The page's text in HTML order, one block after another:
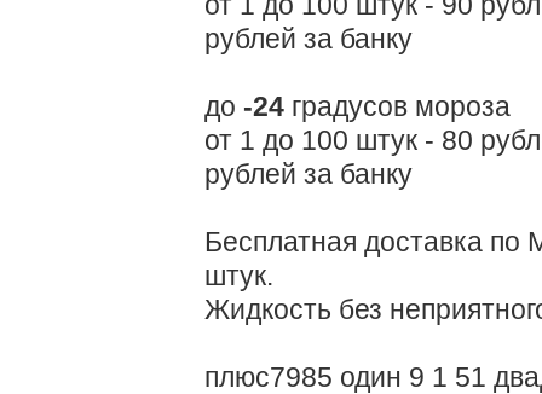
рублей за банку
до -24 градусов мороза
от 1 до 100 штук - 80
рублей за банку
Бесплатная доставка
штук.
Жидкость без
плюс7985 один 9 1 51